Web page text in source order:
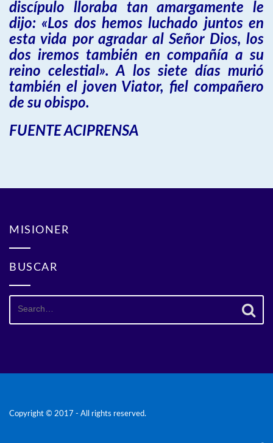
discípulo lloraba tan amargamente le
dijo: «Los dos hemos luchado juntos en
esta vida por agradar al Señor Dios, los
dos iremos también en compañía a su
reino celestial». A los siete días murió
también el joven Viator, fiel compañero
de su obispo.
FUENTE ACIPRENSA
MISIONER
BUSCAR
Search
Copyright © 2017 - All rights reserved.